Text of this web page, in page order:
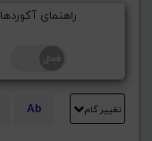
راهنمای آکوردها
تغییر گام Ab